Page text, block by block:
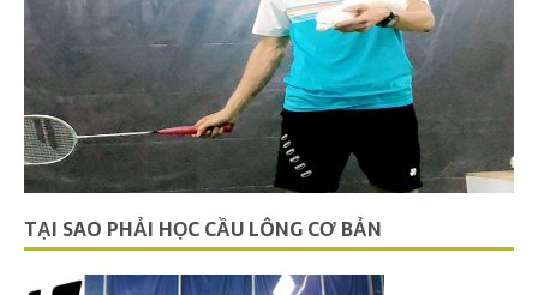
TẠI SAO PHẢI HỌC CẦU LÔNG CƠ BẢN